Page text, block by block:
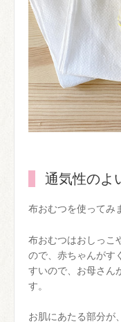
通気性のよ
布おむつを使ってみ
布おむつはおしっこ
ので、赤ちゃんがす
すいので、お母さん
す。
お肌にあたる部分が